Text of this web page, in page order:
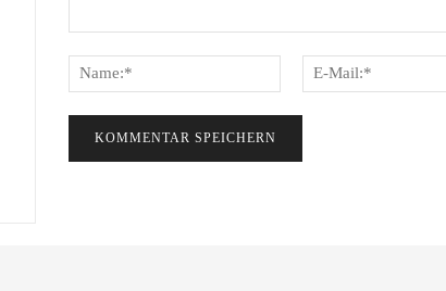
Name:*